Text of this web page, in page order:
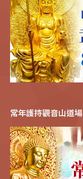
常年護持觀音山道場